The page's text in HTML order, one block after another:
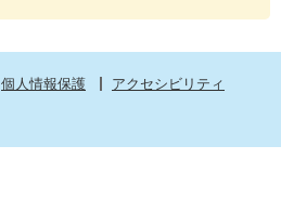
個人情報保護
アクセシビリティ